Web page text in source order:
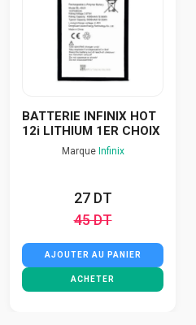
BATTERIE INFINIX HOT
12i LITHIUM 1ER CHOIX
Marque Infinix
27 DT
45 DT
AJOUTER AU PANIER
ACHETER